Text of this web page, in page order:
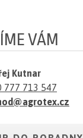
VÁM
Kutnar
777 713 547